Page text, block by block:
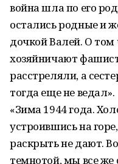
война шла по его
остались родные и
дочкой Валей. О том
хозяйничают
расстреляли, а
тогда еще не ведал».
«Зима 1944 года.
устроившись на
раскрыть не дают.
темнотой, мы все же